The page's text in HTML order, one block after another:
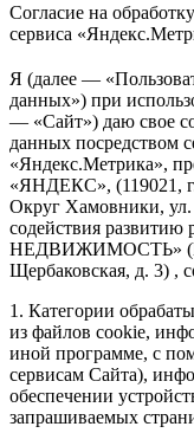
Согласие на
сервиса
Я (далее —
данных») при
— «Сайт») даю свое
данных посредством
«Яндекс.Метрика»,
«ЯНДЕКС», (119021,
Округ Хамовники,
содействия
НЕДВИЖИМОСТЬ»
Щербаковская, д. 3) ,
1. Категории
из файлов cookie,
иной программе, с
сервисам Сайта),
обеспечении
запрашиваемых